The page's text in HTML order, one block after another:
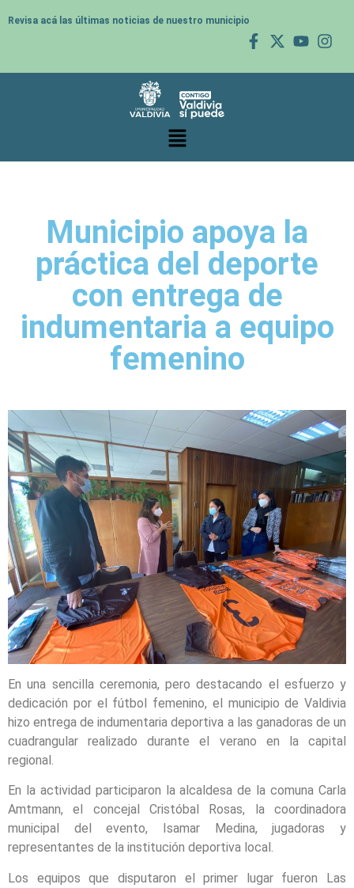
Revisa acá las últimas noticias de nuestro municipio
Municipio apoya la
práctica del deporte
con entrega de
indumentaria a equipo
femenino
En una sencilla ceremonia, pero destacando el esfuerzo y
dedicación por el fútbol femenino, el municipio de Valdivia
hizo entrega de indumentaria deportiva a las ganadoras de un
cuadrangular realizado durante el verano en la capital
regional.
En la actividad participaron la alcaldesa de la comuna Carla
Amtmann, el concejal Cristóbal Rosas, la coordinadora
municipal del evento, Isamar Medina, jugadoras y
representantes de la institución deportiva local.
Los equipos que disputaron el primer lugar fueron Las